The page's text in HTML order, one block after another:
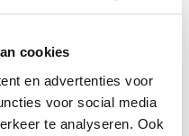
cookies
en advertenties voor
voor social media
te analyseren. Ook